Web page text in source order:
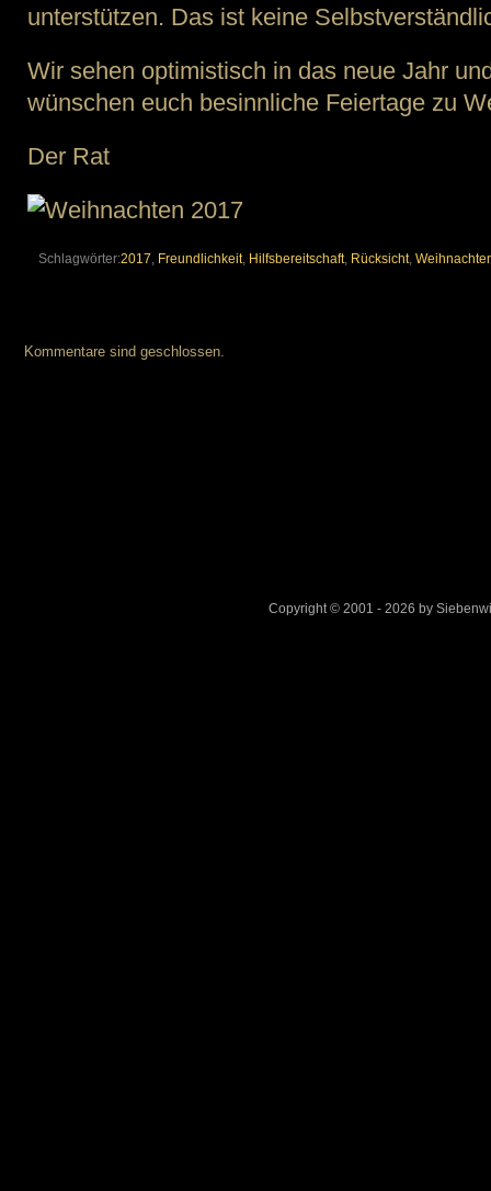
unterstützen. Das ist keine
Wir sehen optimistisch in das neue Jahr
wünschen euch besinnliche Feiertage zu
Der Rat
Schlagwörter:2017, Freundlichkeit, Hilfsbereitschaft, Rücksicht,
Kommentare sind geschlossen.
Copyright © 2001 - 2026 by